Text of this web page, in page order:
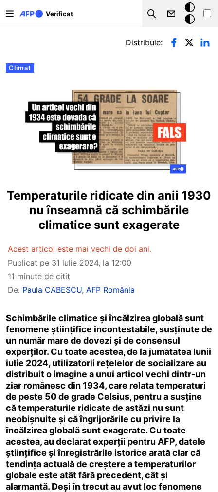
Verificat
Search
Modul
întunecat
Filele principale
Climat
Distribuie:
Temperaturile ridicate din anii 1930
nu înseamnă că schimbările
climatice sunt exagerate
Acest articol este mai vechi de doi ani.
Publicat pe 31 iulie 2024, la 12:00
11 minute de citit
De: Paula CABESCU, AFP România
Schimbările climatice și încălzirea globală sunt
fenomene științifice incontestabile, susținute de
un număr mare de dovezi și de consensul
experților. Cu toate acestea, de la jumătatea lunii
iulie 2024, utilizatorii rețelelor de socializare au
distribuit o imagine a unui articol vechi dintr-un
ziar românesc din 1934, care relata temperaturi
de peste 50 de grade Celsius, pentru a susține
că temperaturile ridicate de astăzi nu sunt
neobișnuite și că îngrijorările cu privire la
încălzirea globală sunt exagerate. Cu toate
acestea, au declarat experții pentru AFP, datele
științifice și înregistrările istorice arată clar că
tendința actuală de creștere a temperaturilor
globale este atât fără precedent, cât și
alarmantă. Deși în trecut au avut loc fenomene